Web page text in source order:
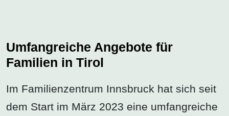
Umfangreiche Angebote für
Familien in Tirol
Im Familienzentrum Innsbruck hat sich seit
dem Start im März 2023 eine umfangreiche